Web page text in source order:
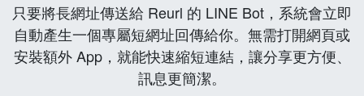
只要將長網址傳送給 Reurl 的 LINE Bot，系統會立即
自動產生一個專屬短網址回傳給你。無需打開網頁或
安裝額外 App，就能快速縮短連結，讓分享更方便、
訊息更簡潔。